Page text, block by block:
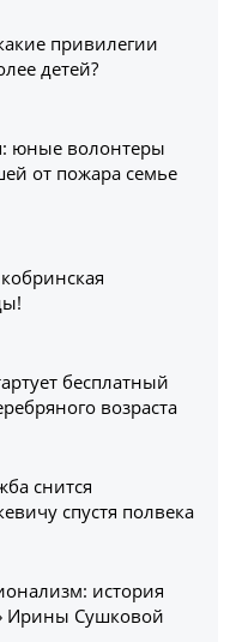
привилегии
детей?
юные волонтеры
от пожара семье
бесплатный
возраста
снится
спустя полвека
история
Ирины Сушковой